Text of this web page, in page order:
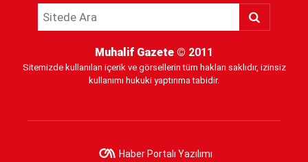
Muhalif Gazete © 2011
Sitemizde kullanılan içerik ve görsellerin tüm hakları saklıdır, izinsiz
kullanımı hukuki yaptırıma tabidir.
Haber Portalı Yazılımı